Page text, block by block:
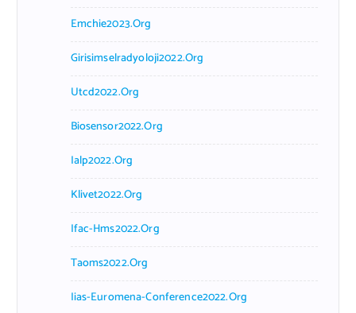
Emchie2023.org
Girisimselradyoloji2022.org
Utcd2022.org
Biosensor2022.org
Ialp2022.org
Klivet2022.org
Ifac-Hms2022.org
Taoms2022.org
Iias-Euromena-Conference2022.org